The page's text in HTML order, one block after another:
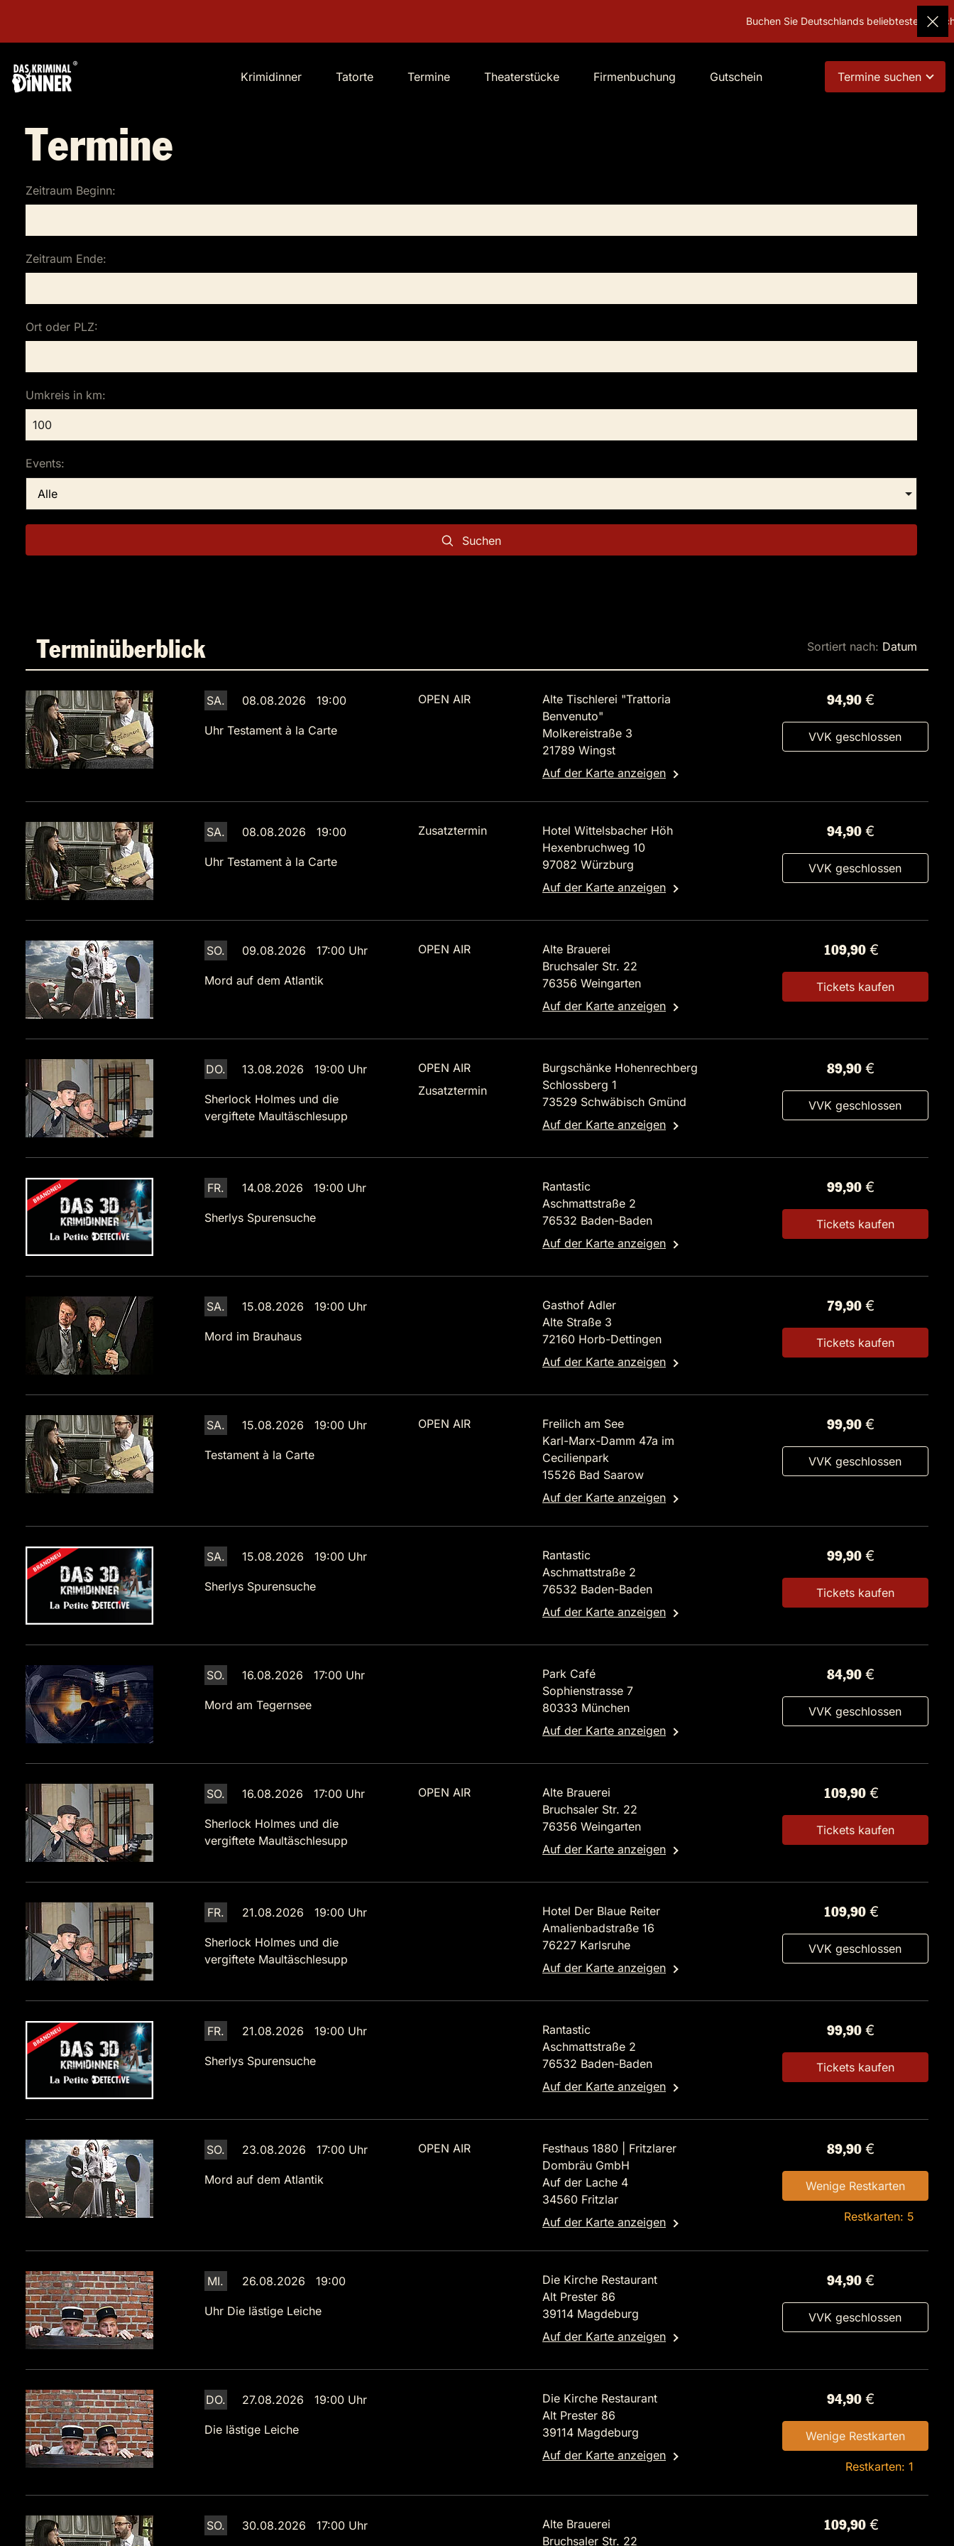
Buchen Sie Deutschlands beliebtestes Geschenk!
Krimidinner Tatorte Termine Theaterstücke Firmenbuchung Gutschein Termine suchen
Termine
Zeitraum Beginn:
Zeitraum Ende:
Ort oder PLZ:
Umkreis in km:
Events:
Suchen
Sortiert nach: Datum
Terminüberblick
SA. 08.08.2026 19:00
Uhr Testament à la Carte
OPEN AIR
Alte Tischlerei "Trattoria
Benvenuto"
Molkereistraße 3
21789 Wingst
Auf der Karte anzeigen
94,90 €
VVK geschlossen
SA. 08.08.2026 19:00
Uhr Testament à la Carte
Zusatztermin
Hotel Wittelsbacher Höh
Hexenbruchweg 10
97082 Würzburg
Auf der Karte anzeigen
94,90 €
VVK geschlossen
SO. 09.08.2026 17:00 Uhr
Mord auf dem Atlantik
OPEN AIR
Alte Brauerei
Bruchsaler Str. 22
76356 Weingarten
Auf der Karte anzeigen
109,90 €
Tickets kaufen
DO. 13.08.2026 19:00 Uhr
Sherlock Holmes und die
vergiftete Maultäschlesupp
OPEN AIR
Zusatztermin
Burgschänke Hohenrechberg
Schlossberg 1
73529 Schwäbisch Gmünd
Auf der Karte anzeigen
89,90 €
VVK geschlossen
FR. 14.08.2026 19:00 Uhr
Sherlys Spurensuche
Rantastic
Aschmattstraße 2
76532 Baden-Baden
Auf der Karte anzeigen
99,90 €
Tickets kaufen
SA. 15.08.2026 19:00 Uhr
Mord im Brauhaus
Gasthof Adler
Alte Straße 3
72160 Horb-Dettingen
Auf der Karte anzeigen
79,90 €
Tickets kaufen
SA. 15.08.2026 19:00 Uhr
Testament à la Carte
OPEN AIR
Freilich am See
Karl-Marx-Damm 47a im
Cecilienpark
15526 Bad Saarow
Auf der Karte anzeigen
99,90 €
VVK geschlossen
SA. 15.08.2026 19:00 Uhr
Sherlys Spurensuche
Rantastic
Aschmattstraße 2
76532 Baden-Baden
Auf der Karte anzeigen
99,90 €
Tickets kaufen
SO. 16.08.2026 17:00 Uhr
Mord am Tegernsee
Park Café
Sophienstrasse 7
80333 München
Auf der Karte anzeigen
84,90 €
VVK geschlossen
SO. 16.08.2026 17:00 Uhr
Sherlock Holmes und die
vergiftete Maultäschlesupp
OPEN AIR
Alte Brauerei
Bruchsaler Str. 22
76356 Weingarten
Auf der Karte anzeigen
109,90 €
Tickets kaufen
FR. 21.08.2026 19:00 Uhr
Sherlock Holmes und die
vergiftete Maultäschlesupp
Hotel Der Blaue Reiter
Amalienbadstraße 16
76227 Karlsruhe
Auf der Karte anzeigen
109,90 €
VVK geschlossen
FR. 21.08.2026 19:00 Uhr
Sherlys Spurensuche
Rantastic
Aschmattstraße 2
76532 Baden-Baden
Auf der Karte anzeigen
99,90 €
Tickets kaufen
SO. 23.08.2026 17:00 Uhr
Mord auf dem Atlantik
OPEN AIR
Festhaus 1880 | Fritzlarer
Dombräu GmbH
Auf der Lache 4
34560 Fritzlar
Auf der Karte anzeigen
89,90 €
Wenige Restkarten
Restkarten: 5
MI. 26.08.2026 19:00
Uhr Die lästige Leiche
Die Kirche Restaurant
Alt Prester 86
39114 Magdeburg
Auf der Karte anzeigen
94,90 €
VVK geschlossen
DO. 27.08.2026 19:00 Uhr
Die lästige Leiche
Die Kirche Restaurant
Alt Prester 86
39114 Magdeburg
Auf der Karte anzeigen
94,90 €
Wenige Restkarten
Restkarten: 1
SO. 30.08.2026 17:00 Uhr
Alte Brauerei
Bruchsaler Str. 22
109,90 €